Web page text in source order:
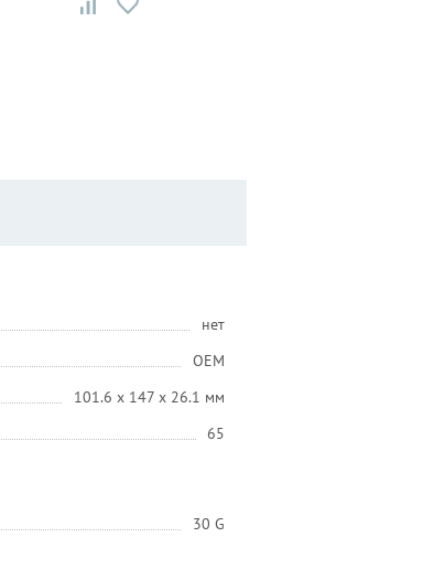
нет
OEM
101.6 х 147 х 26.1 мм
65
30 G